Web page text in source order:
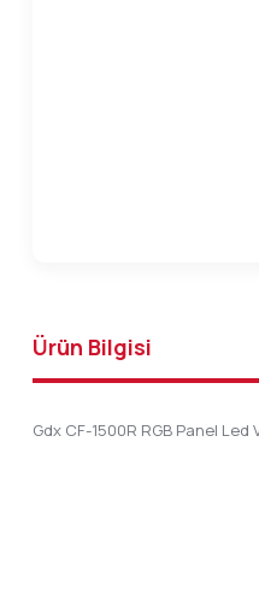
Ürün Bilgisi
Gdx CF-1500R RGB Panel Led